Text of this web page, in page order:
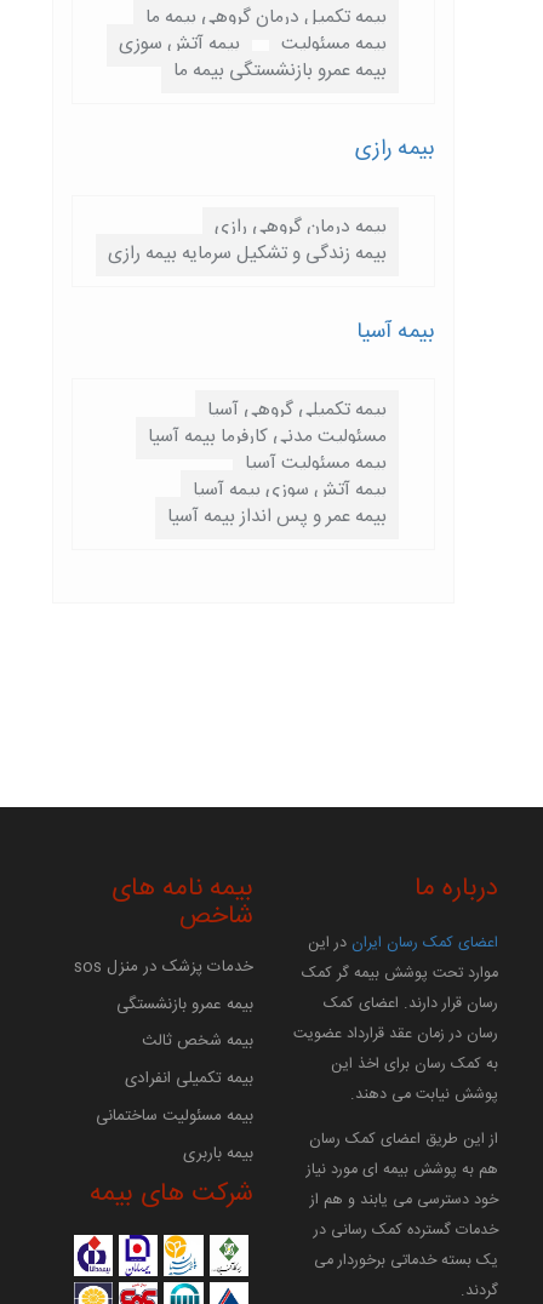
بیمه تکمیل درمان گروهی بیمه ما
بیمه مسئولیت
بیمه آتش سوزی
بیمه عمرو بازنشستگی بیمه ما
بیمه رازی
بیمه درمان گروهی رازی
بیمه زندگی و تشکیل سرمایه بیمه رازی
بیمه آسیا
بیمه تکمیلی گروهی آسیا
مسئولیت مدنی کارفرما بیمه آسیا
بیمه مسئولیت آسیا
بیمه آتش سوزی بیمه آسیا
بیمه عمر و پس انداز بیمه آسیا
درباره ما
اعضای کمک رسان ایران در این
موارد تحت پوشش بیمه گر کمک
رسان قرار دارند. اعضای کمک
رسان در زمان عقد قرارداد عضویت
به کمک رسان برای اخذ این
پوشش نیابت می دهند.
از این طریق اعضای کمک رسان
هم به پوشش بیمه ای مورد نیاز
خود دسترسی می یابند و هم از
خدمات گسترده کمک رسانی در
یک بسته خدماتی برخوردار می
گردند.
بیمه نامه های
شاخص
خدمات پزشک در منزل sos
بیمه عمرو بازنشستگی
بیمه شخص ثالث
بیمه تکمیلی انفرادی
بیمه مسئولیت ساختمانی
بیمه باربری
شرکت های بیمه